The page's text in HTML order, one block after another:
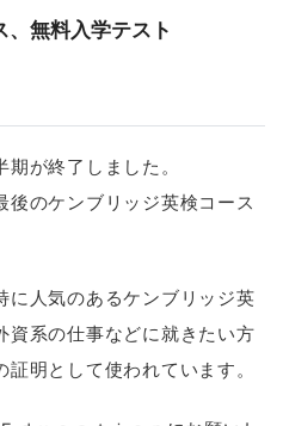
無料入学テスト
が終了しました。
後のケンブリッジ英検コース
に人気のあるケンブリッジ英
資系の仕事などに就きたい方
明として使われています。